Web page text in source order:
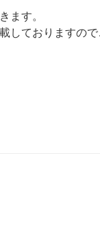
ます。
しておりますので